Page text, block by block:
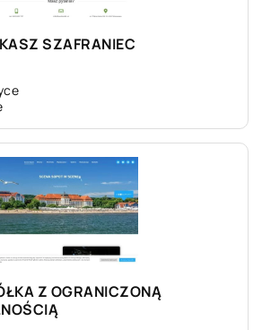
SZAFRANIEC
Z OGRANICZONĄ